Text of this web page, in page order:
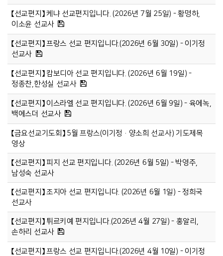
【선교편지】 케냐 선교편지입니다. (2026년 7월 25일) - 황명하,
이소윤 선교사
【선교편지】 프랑스 선교 편지입니다.(2026년 6월 30일) - 이기정
선교사
【선교편지】 캄보디아 선교 편지입니다. (2026년 6월 19일) -
정종찬,한성실 선교사
【선교편지】 이스라엘 선교 편지입니다. (2026년 6월 9일) - 육에녹,
백에스더 선교사
【금요선교기도회】 5월 프랑스(이기정·양소희 선교사) 기도제목
영상
【선교편지】 피지 선교 편지입니다. (2026년 6월 5일) - 박영주,
남성숙 선교사
【선교편지】 조지아 선교 편지입니다. (2026년 6월 1일) - 정희국
선교사
【선교편지】 튀르키예 편지입니다.(2026년 4월 27일) - 홍알리,
손하리 선교사
【선교편지】 프랑스 선교 편지입니다.(2026년 4월 10일) - 이기정